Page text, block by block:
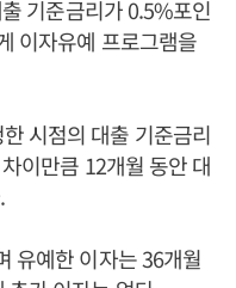
기준금리가 0.5%포인
이자유예 프로그램을
시점의 대출 기준금리
이만큼 12개월 동안 대
유예한 이자는 36개월